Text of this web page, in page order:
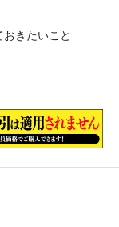
きたいこと